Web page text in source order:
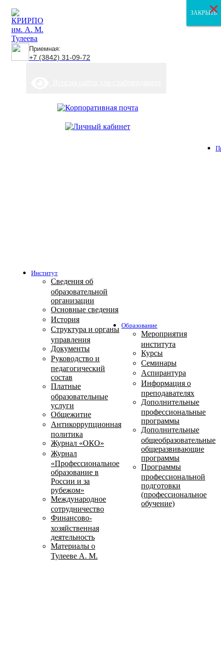
Приемная:
+7 (3842) 31-09-72
Институт
Сведения об
образовательной
организации
Основные сведения
История
Структура и органы
управления
Документы
Руководство и
педагогический
состав
Платные
образовательные
услуги
Общежитие
Антикоррупционная
политика
Журнал «ОКО»
Журнал
«Профессиональное
образование в
России и за
рубежом»
Международное
сотрудничество
Финансово-
хозяйственная
деятельность
Материалы о
Тулееве А. М.
Образование
Мероприятия
института
Курсы
Семинары
Аспирантура
Информация о
преподавателях
Дополнительные
профессиональные
программы
Дополнительные
общеобразовательные
общеразвивающие
программы
Программы
профессиональной
подготовки
(профессиональное
обучение)
ЗАКРЫТЬ
ЗАКРЫТЬ
ЗАКРЫТЬ
×
×
×